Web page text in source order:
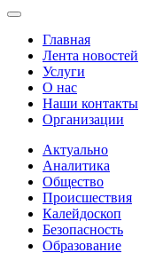
Главная
Лента новостей
Услуги
О нас
Наши контакты
Организации
Актуально
Аналитика
Общество
Происшествия
Калейдоскоп
Безопасность
Образование